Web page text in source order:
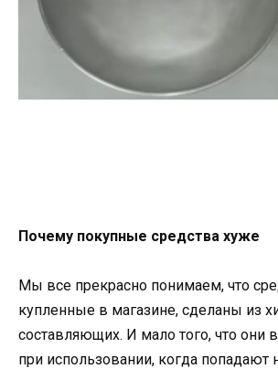
Почему покупные средства хуже
Мы все прекрасно понимаем, что
купленные в магазине, сделаны из
составляющих. И мало того, что они
при использовании, когда попадают